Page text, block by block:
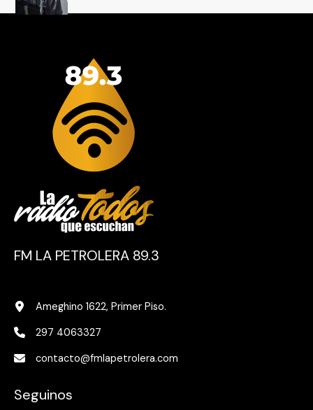
FM LA PETROLERA 89.3
Ameghino 1622, Primer Piso.
297 4063327
contacto@fmlapetrolera.com
Seguinos